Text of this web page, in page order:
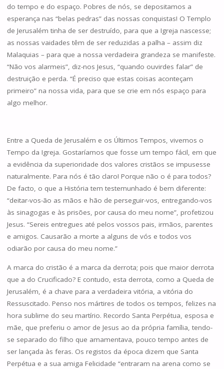
do tempo e do espaço. Pobres de nós, se depositamos a
esperança nas “belas pedras” das nossas conquistas! O Templo
de Jerusalém tinha de ser destruído, para que a Igreja nascesse;
as nossas vaidades têm de ser reduzidas a palha – assim diz
Malaquias – para que a nossa verdadeira grandeza se manifeste.
“Não vos alarmeis”, diz-nos Jesus, “quando ouvirdes falar” de
destruição e perda. “É preciso que estas coisas aconteçam
primeiro” na nossa vida, para que se crie em nós espaço para
algo melhor.
Entre a Queda de Jerusalém e os Últimos Tempos, vivemos o
Tempo da Igreja. Gostaríamos que fosse um tempo fácil, em que
a evidência da superioridade dos valores cristãos se impusesse
naturalmente. Para nós é tão claro! Porque não o é para todos?
De facto, o que a História tem testemunhado é bem diferente:
“deitar-vos-ão as mãos e hão de perseguir-vos, entregando-vos
às sinagogas e às prisões, por causa do meu nome”, profetizou
Jesus. “Sereis entregues até pelos vossos pais, irmãos, parentes
e amigos. Causarão a morte a alguns de vós e todos vos
odiarão por causa do meu nome.”
A marca do cristão é a marca da derrota; pois que maior derrota
que a do Crucificado? E contudo, esta derrota, como a Queda de
Jerusalém, é a chave para a verdadeira vitória, a vitória do
Ressuscitado. Penso nos mártires de todos os tempos, felizes na
hora sublime do seu martírio. Recordo Santa Perpétua, esposa e
mãe, que preferiu o amor de Jesus ao da própria família, tendo-
se separado do filho que amamentava, pouco tempo antes de
ser lançada às feras. Os registos da época dizem que Santa
Perpétua e a sua amiga Felicidade “entraram na arena como se